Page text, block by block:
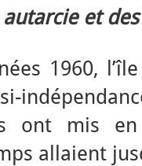
et
1960,
ont mis
allaient